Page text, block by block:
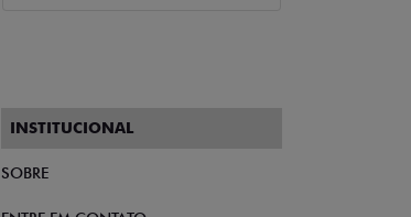
INSTITUCIONAL
SOBRE